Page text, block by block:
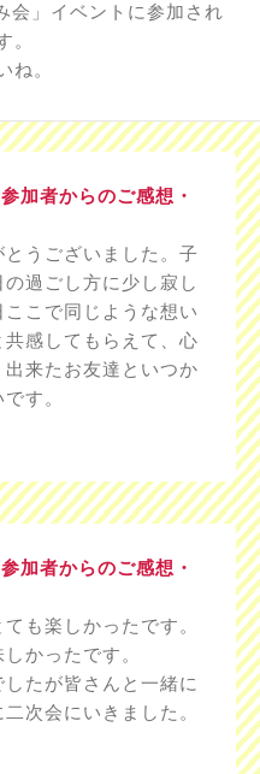
会」イベントに参加され
。
ね。
加者からのご感想・
うございました。子
過ごし方に少し寂し
こで同じような想い
感してもらえて、心
来たお友達といつか
す。
加者からのご感想・
も楽しかったです。
かったです。
たが皆さんと一緒に
次会にいきました。